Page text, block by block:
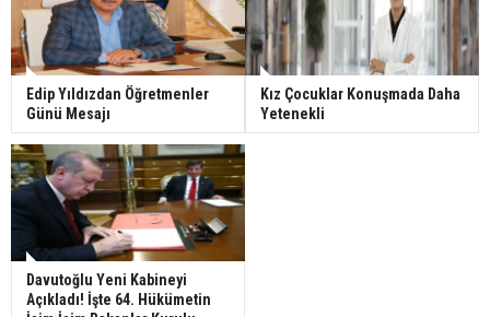
Edip Yıldızdan Öğretmenler
Günü Mesajı
Kız Çocuklar Konuşmada Daha
Yetenekli
Davutoğlu Yeni Kabineyi
Açıkladı! İşte 64. Hükümetin